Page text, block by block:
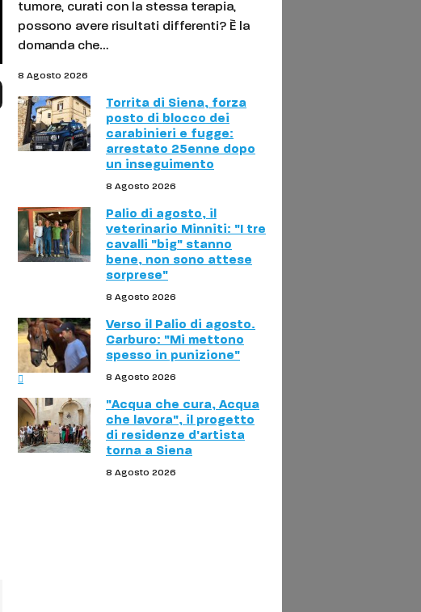
tumore, curati con la stessa terapia,
possono avere risultati differenti? È la
domanda che…
8 Agosto 2026
Torrita di Siena, forza
posto di blocco dei
carabinieri e fugge:
arrestato 25enne dopo
un inseguimento
8 Agosto 2026
Palio di agosto, il
veterinario Minniti: "I tre
cavalli "big" stanno
bene, non sono attese
sorprese"
8 Agosto 2026
Verso il Palio di agosto.
Carburo: "Mi mettono
spesso in punizione"
8 Agosto 2026
"Acqua che cura, Acqua
che lavora", il progetto
di residenze d'artista
torna a Siena
8 Agosto 2026